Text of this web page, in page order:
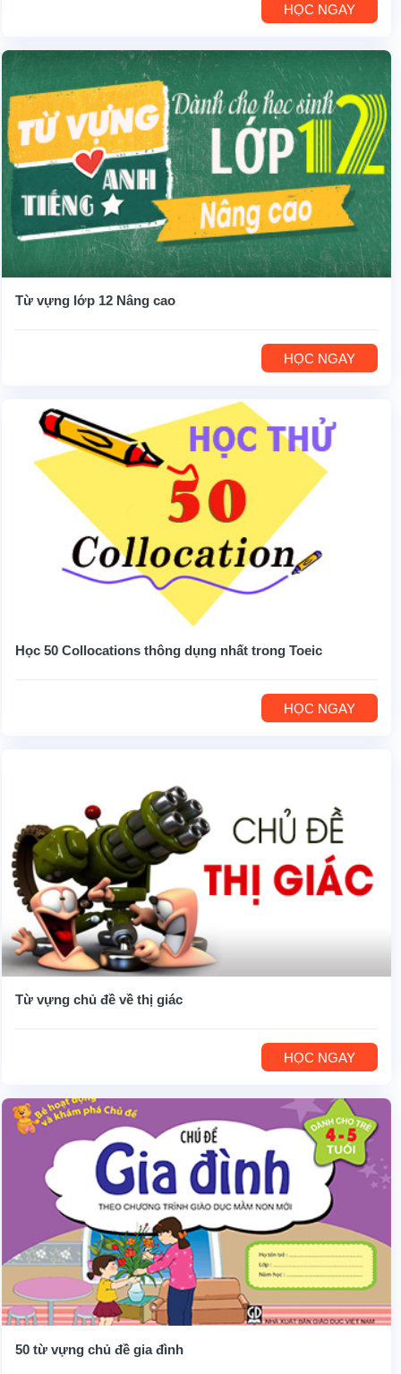
HỌC NGAY
Từ vựng lớp 12 Nâng cao
HỌC NGAY
Học 50 Collocations thông dụng nhất trong Toeic
HỌC NGAY
Từ vựng chủ đề về thị giác
HỌC NGAY
50 từ vựng chủ đề gia đình